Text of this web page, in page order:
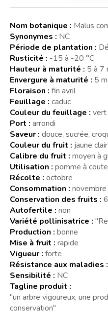
Nom botanique : Malus
Synonymes : NC
Période de plantation :
Rusticité : -15 à -20 °C
Hauteur à maturité : 5 à 7
Envergure à maturité : 5
Floraison : fin avril
Feuillage : caduc
Couleur du feuillage : vert
Port : arrondi
Saveur : douce, sucrée,
Couleur du fruit : jaune clair
Calibre du fruit : moyen à
Utilisation : pomme à
Récolte : octobre
Consommation :
Conservation des fruits :
Autofertile : non
Variété pollinisatrice :
Production : bonne
Mise à fruit : rapide
Vigueur : forte
Résistance aux maladies :
Sensibilité : NC
Tagline produit :
"un arbre vigoureux, une
conservation"